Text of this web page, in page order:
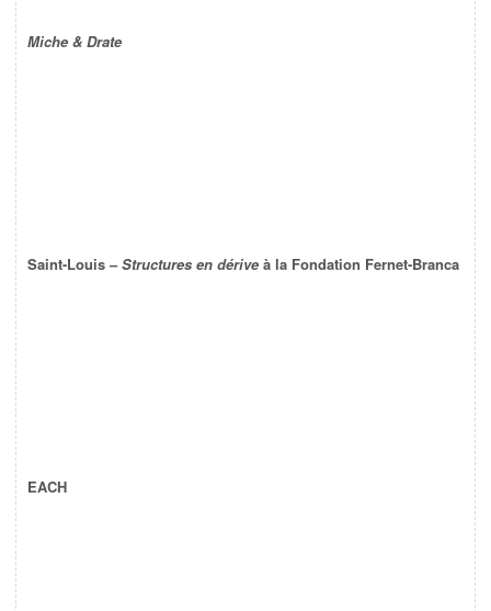
Miche & Drate
Saint-Louis –Structures en dérive à la Fondation Fernet-Branca
EACH